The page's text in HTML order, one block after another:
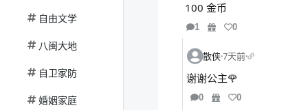
自由文学
八闽大地
自卫家防
婚姻家庭
100 金币
1 0
散侠·7天前·
谢谢公主🌹
0 0